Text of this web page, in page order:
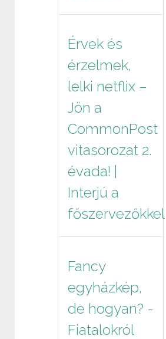
Érvek és
érzelmek,
lelki netflix –
Jön a
CommonPost
vitasorozat 2.
évada! |
Interjú a
főszervezőkkel
Fancy
egyházkép,
de hogyan? -
Fiatalokról